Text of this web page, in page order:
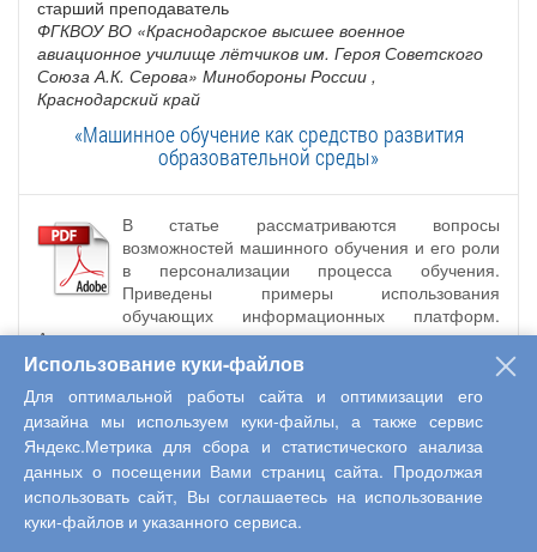
старший преподаватель
ФГКВОУ ВО «Краснодарское высшее военное
авиационное училище лётчиков им. Героя Советского
Союза А.К. Серова» Минобороны России ,
Краснодарский край
«Машинное обучение как средство развития
образовательной среды»
В статье рассматриваются вопросы
возможностей машинного обучения и его роли
в персонализации процесса обучения.
Приведены примеры использования
обучающих информационных платформ.
Авторы отмечают, что эти технологии уже нашли свое
применение в других науках, например, широко
используются при изучении математики. Технологии
машинного обучения могут способствовать
демократизации доступа к качественному образованию,
устраняя географические и социальные барьеры.
Введение адаптивных систем обучения способно
радикально изменить подход к обучению, делая его
более эффективным и инклюзивным. Дальнейшее
Использование куки-файлов
Для оптимальной работы сайта и оптимизации его
дизайна мы используем куки-файлы, а также сервис
Яндекс.Метрика для сбора и статистического анализа
данных о посещении Вами страниц сайта. Продолжая
использовать сайт, Вы соглашаетесь на использование
куки-файлов и указанного сервиса.